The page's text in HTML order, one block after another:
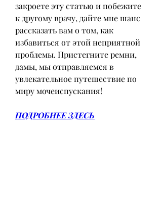
закроете эту статью и побежите
к другому врачу, дайте мне шанс
рассказать вам о том, как
избавиться от этой неприятной
проблемы. Пристегните ремни,
дамы, мы отправляемся в
увлекательное путешествие по
миру мочеиспускания!
ПОДРОБНЕЕ ЗДЕСЬ